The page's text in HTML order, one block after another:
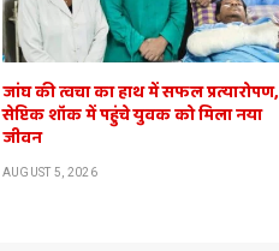
जांघ की त्वचा का हाथ में सफल प्रत्यारोपण,
सेप्टिक शॉक में पहुंचे युवक को मिला नया
जीवन
AUGUST 5, 2026